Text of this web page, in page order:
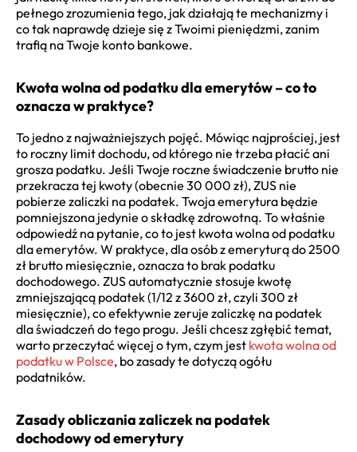
pełnego zrozumienia tego, jak działają te mechanizmy i
co tak naprawdę dzieje się z Twoimi pieniędzmi, zanim
trafią na Twoje konto bankowe.
Kwota wolna od podatku dla emerytów – co to
oznacza w praktyce?
To jedno z najważniejszych pojęć. Mówiąc najprościej, jest
to roczny limit dochodu, od którego nie trzeba płacić ani
grosza podatku. Jeśli Twoje roczne świadczenie brutto nie
przekracza tej kwoty (obecnie 30 000 zł), ZUS nie
pobierze zaliczki na podatek. Twoja emerytura będzie
pomniejszona jedynie o składkę zdrowotną. To właśnie
odpowiedź na pytanie, co to jest kwota wolna od podatku
dla emerytów. W praktyce, dla osób z emeryturą do 2500
zł brutto miesięcznie, oznacza to brak podatku
dochodowego. ZUS automatycznie stosuje kwotę
zmniejszającą podatek (1/12 z 3600 zł, czyli 300 zł
miesięcznie), co efektywnie zeruje zaliczkę na podatek
dla świadczeń do tego progu. Jeśli chcesz zgłębić temat,
warto przeczytać więcej o tym, czym jest kwota wolna od
podatku w Polsce, bo zasady te dotyczą ogółu
podatników.
Zasady obliczania zaliczek na podatek
dochodowy od emerytury